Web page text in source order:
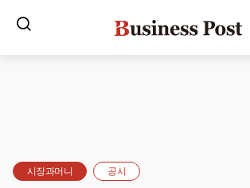
시장과머니 공시